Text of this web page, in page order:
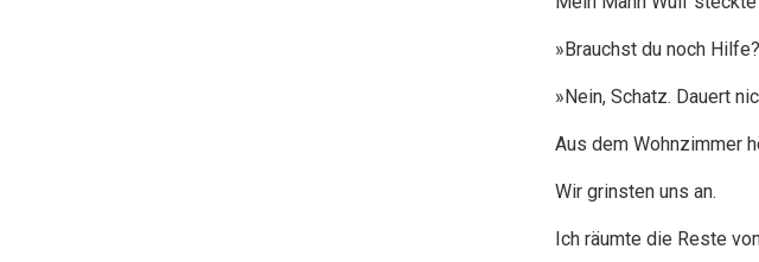
»Brauchst du noch
»Nein, Schatz. Dauert
Aus dem Wohnzimmer
Wir grinsten uns an.
Ich räumte die Reste